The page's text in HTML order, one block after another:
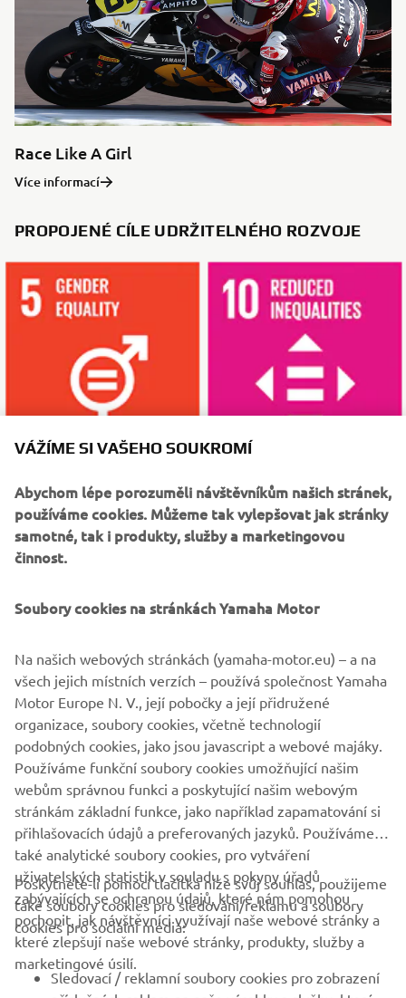
Race Like A Girl
Více informací
PROPOJENÉ CÍLE UDRŽITELNÉHO ROZVOJE
CO ČÍST DÁL
Podpora aktivního občanského přístupu
Více informací
FIREMNÍ
B2B
VÁŽÍME SI VAŠEHO SOUKROMÍ
Abychom lépe porozuměli návštěvníkům našich stránek,
používáme cookies. Můžeme tak vylepšovat jak stránky
samotné, tak i produkty, služby a marketingovou
činnost.
Soubory cookies na stránkách Yamaha Motor
Na našich webových stránkách (yamaha-motor.eu) – a na
všech jejich místních verzích – používá společnost Yamaha
Motor Europe N. V., její pobočky a její přidružené
organizace, soubory cookies, včetně technologií
podobných cookies, jako jsou javascript a webové majáky.
Používáme funkční soubory cookies umožňující našim
webům správnou funkci a poskytující našim webovým
stránkám základní funkce, jako například zapamatování si
přihlašovacích údajů a preferovaných jazyků. Používáme
také analytické soubory cookies, pro vytváření
uživatelských statistik v souladu s pokyny úřadů
zabývajících se ochranou údajů, které nám pomohou
pochopit, jak návštěvníci využívají naše webové stránky a
které zlepšují naše webové stránky, produkty, služby a
marketingové úsilí.
Poskytnete-li pomocí tlačítka níže svůj souhlas, použijeme
také soubory cookies pro sledování/reklamu a soubory
cookies pro sociální média:
Sledovací / reklamní soubory cookies pro zobrazení